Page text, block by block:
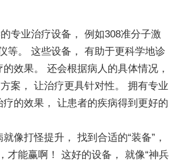
专业治疗设备， 例如308准分子激
等。 这些设备， 有助于更科学地诊
效果。 还会根据病人的具体情况，
案， 让治疗更具针对性。 拥有专业
的效果， 让患者的疾病得到更好的
像打怪提升， 找到合适的“装备”，
才能赢啊！ 这好的设备， 就像“神兵